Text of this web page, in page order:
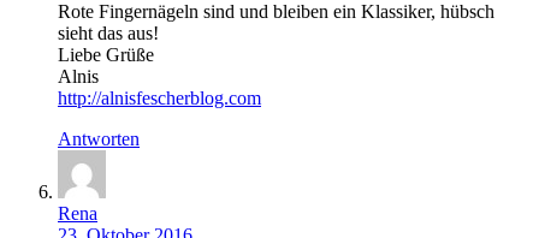
Rote Fingernägeln sind und bleiben ein Klassiker, hübsch
sieht das aus!
Liebe Grüße
Alnis
http://alnisfescherblog.com
Antworten
Rena